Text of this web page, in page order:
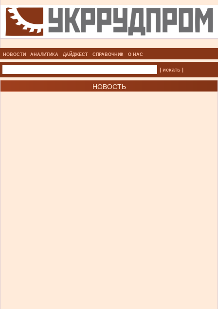
НОВОСТИ АНАЛИТИКА ДАЙДЖЕСТ СПРАВОЧНИК О НАС
| искать |
НОВОСТЬ